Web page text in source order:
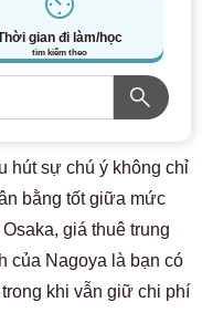
gian đi làm/học
tìm kiếm theo
hút sự chú ý không chỉ
bằng tốt giữa mức
giá thuê trung
của Nagoya là bạn có
khi vẫn giữ chi phí